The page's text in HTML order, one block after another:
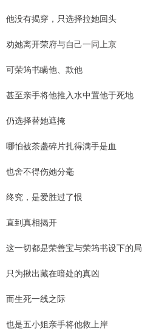
他没有揭穿，只选择拉她回头
劝她离开荣府与自己一同上京
可荣筠书瞒他、欺他
甚至亲手将他推入水中置他于死地
仍选择替她遮掩
哪怕被茶盏碎片扎得满手是血
也舍不得伤她分毫
终究，是爱胜过了恨
直到真相揭开
这一切都是荣善宝与荣筠书设下的局
只为揪出藏在暗处的真凶
而生死一线之际
也是五小姐亲手将他救上岸